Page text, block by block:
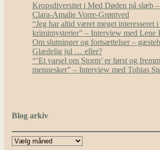
Kropsdiversitet i Med Døden på slæb
Clara-Amalie Vorre-Grøntved
“Jeg har altid været meget interesseret
krimimysterier” – Interview med Lene
Om slutninger og fortsættelser –
Glædelig jul … eller?
“‘Et varsel om Storm’ er først og
mennesker” – Interview med Tobias
Blog arkiv